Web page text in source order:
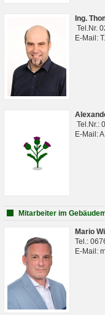
Ing.
Tel.Nr.
E-Mail:
Tel.Nr.:
E-Mail:
Mitarbeiter im
Mario
Tel.:
E-Mail: